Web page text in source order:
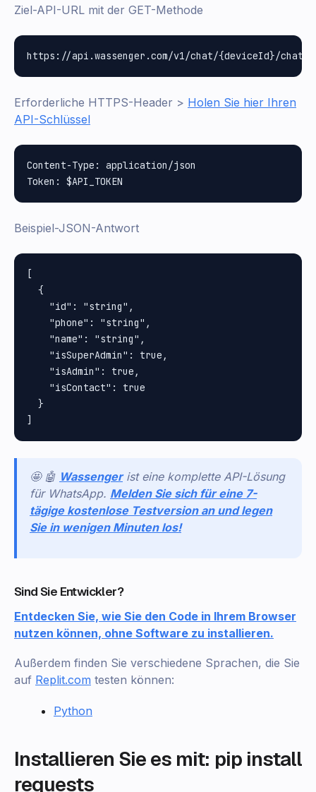
Ziel-API-URL mit der GET-Methode
Erforderliche HTTPS-Header > Holen Sie hier Ihren
API-Schlüssel
Content-Type: application/json
Beispiel-JSON-Antwort
[
  {
    "id": "string",
    "phone": "string",
    "name": "string",
    "isSuperAdmin": true,
    "isAdmin": true,
    "isContact": true
  }
🤩 🤖 Wassenger ist eine komplette API-Lösung
für WhatsApp. Melden Sie sich für eine 7-
tägige kostenlose Testversion an und legen
Sie in wenigen Minuten los!
Sind Sie Entwickler?
Entdecken Sie, wie Sie den Code in Ihrem Browser
nutzen können, ohne Software zu installieren.
Außerdem finden Sie verschiedene Sprachen, die Sie
auf Replit.com testen können:
Python
Installieren Sie es mit: pip install
requests